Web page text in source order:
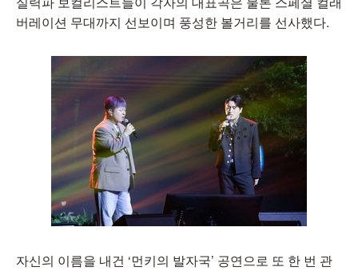
버레이션 무대까지 선보이며 풍성한 볼거리를 선사했다.
자신의 이름을 내건 ‘먼키의 발자국’ 공연으로 또 한 번 관